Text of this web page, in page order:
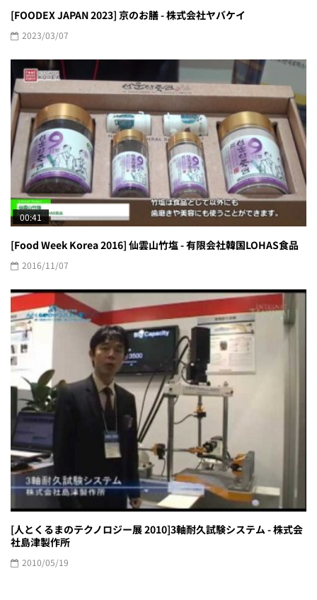
[FOODEX JAPAN 2023] 京のお膳 - 株式会社ヤバケイ
2023/03/07
00:41
[Food Week Korea 2016] 仙雲山竹塩 - 有限会社韓国LOHAS食品
2016/11/07
[人とくるまのテクノロジー展 2010]3軸耐久試験システム - 株式会
社島津製作所
2010/05/19